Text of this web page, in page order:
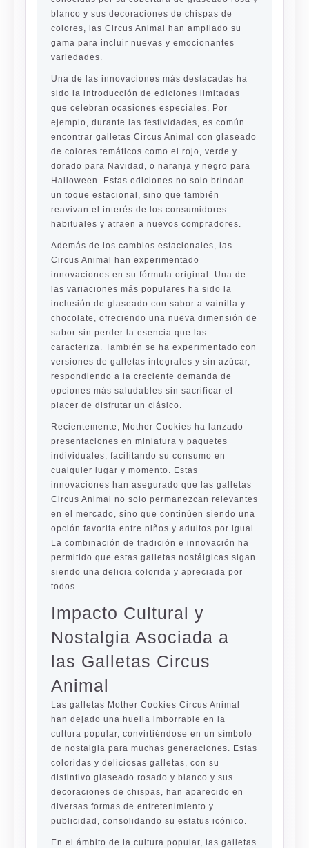
blanco y sus decoraciones de chispas de
colores, las Circus Animal han ampliado su
gama para incluir nuevas y emocionantes
variedades.
Una de las innovaciones más destacadas ha
sido la introducción de ediciones limitadas
que celebran ocasiones especiales. Por
ejemplo, durante las festividades, es común
encontrar galletas Circus Animal con glaseado
de colores temáticos como el rojo, verde y
dorado para Navidad, o naranja y negro para
Halloween. Estas ediciones no solo brindan
un toque estacional, sino que también
reavivan el interés de los consumidores
habituales y atraen a nuevos compradores.
Además de los cambios estacionales, las
Circus Animal han experimentado
innovaciones en su fórmula original. Una de
las variaciones más populares ha sido la
inclusión de glaseado con sabor a vainilla y
chocolate, ofreciendo una nueva dimensión de
sabor sin perder la esencia que las
caracteriza. También se ha experimentado con
versiones de galletas integrales y sin azúcar,
respondiendo a la creciente demanda de
opciones más saludables sin sacrificar el
placer de disfrutar un clásico.
Recientemente, Mother Cookies ha lanzado
presentaciones en miniatura y paquetes
individuales, facilitando su consumo en
cualquier lugar y momento. Estas
innovaciones han asegurado que las galletas
Circus Animal no solo permanezcan relevantes
en el mercado, sino que continúen siendo una
opción favorita entre niños y adultos por igual.
La combinación de tradición e innovación ha
permitido que estas galletas nostálgicas sigan
siendo una delicia colorida y apreciada por
todos.
Impacto Cultural y
Nostalgia Asociada a
las Galletas Circus
Animal
Las galletas Mother Cookies Circus Animal
han dejado una huella imborrable en la
cultura popular, convirtiéndose en un símbolo
de nostalgia para muchas generaciones. Estas
coloridas y deliciosas galletas, con su
distintivo glaseado rosado y blanco y sus
decoraciones de chispas, han aparecido en
diversas formas de entretenimiento y
publicidad, consolidando su estatus icónico.
En el ámbito de la cultura popular, las galletas